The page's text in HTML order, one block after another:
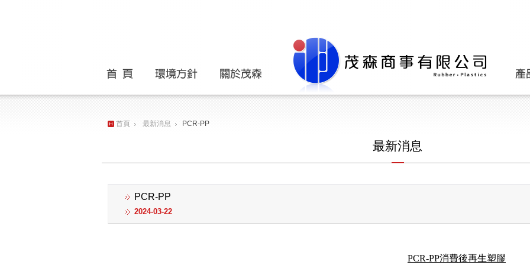
首頁 最新消息 PCR-PP
最新消息
PCR-PP
2024-03-22
PCR-PP消費後再生塑膠